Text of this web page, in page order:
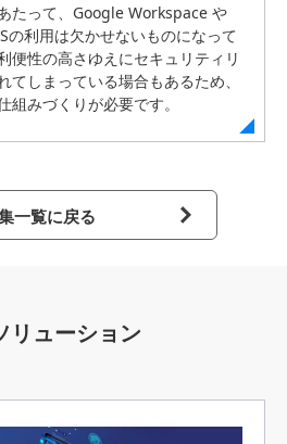
たって、Google Workspace や
利用は欠かせないものになって
便性の高さゆえにセキュリティリ
てしまっている場合もあるため、
みづくりが必要です。
一覧に戻る
リューション